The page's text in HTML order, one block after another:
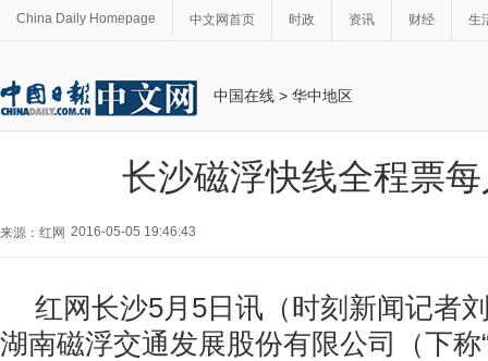
China Daily Homepage 中文网首页 时政 资讯 财经 生
中国在线 > 华中地区
长沙磁浮快线全程票
来源：红网 2016-05-05 19:46:43
红网长沙5月5日讯（时刻新闻记者
湖南磁浮交通发展股份有限公司（下称